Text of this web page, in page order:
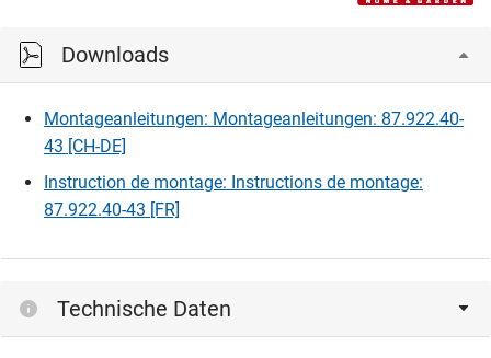
Downloads
Montageanleitungen: Montageanleitungen: 87.922.40-
43 [CH-DE]
Instruction de montage: Instructions de montage:
87.922.40-43 [FR]
Technische Daten